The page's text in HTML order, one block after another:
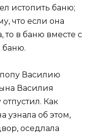
истопить баню;
что если она
то в баню вместе с
баню.
Василию
Василия
Как
узнала об этом,
оседлала